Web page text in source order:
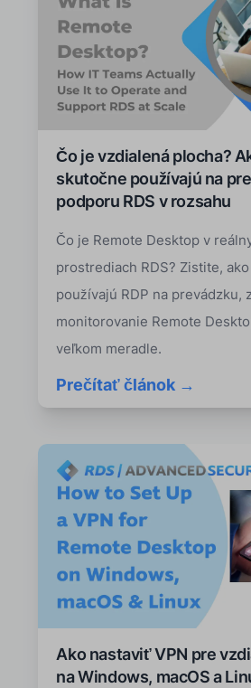
Čo je vzdialená plocha?
skutočne používajú na
podporu RDS v rozsahu
Čo je Remote Desktop v
prostrediach RDS? Zistite,
používajú RDP na prevádzku,
monitorovanie Remote
veľkom meradle.
Prečítať článok →
Ako nastaviť VPN pre
na Windows, macOS a